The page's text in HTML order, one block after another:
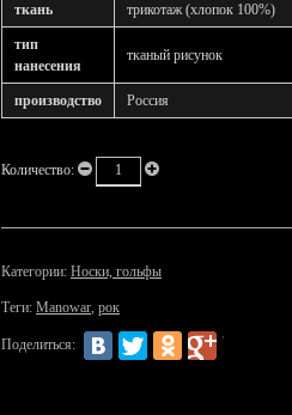
ткань трикотаж (хлопок 100%)
тип
нанесения
тканый рисунок
производство Россия
Количество:
Категории: Носки, гольфы
Теги: Manowar, рок
Поделиться: